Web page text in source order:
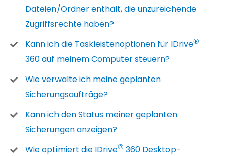
Dateien/Ordner enthält, die unzureichende
Zugriffsrechte haben?
Kann ich die Taskleistenoptionen für IDrive®
360 auf meinem Computer steuern?
Wie verwalte ich meine geplanten
Sicherungsaufträge?
Kann ich den Status meiner geplanten
Sicherungen anzeigen?
Wie optimiert die IDrive® 360 Desktop-